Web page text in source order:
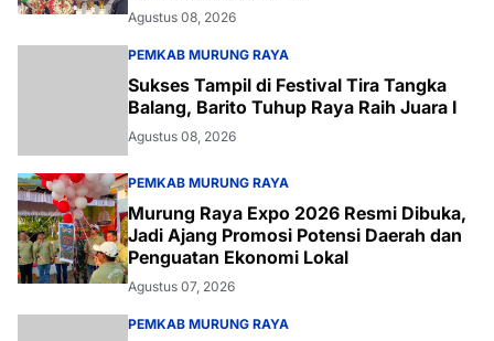
Agustus 08, 2026
PEMKAB MURUNG RAYA
Sukses Tampil di Festival Tira Tangka
Balang, Barito Tuhup Raya Raih Juara I
Agustus 08, 2026
PEMKAB MURUNG RAYA
Murung Raya Expo 2026 Resmi Dibuka,
Jadi Ajang Promosi Potensi Daerah dan
Penguatan Ekonomi Lokal
Agustus 07, 2026
PEMKAB MURUNG RAYA